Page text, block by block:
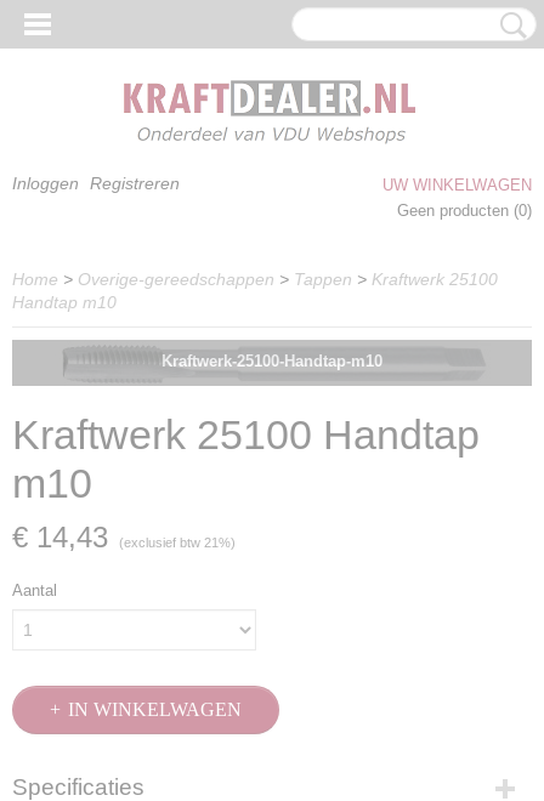
Inloggen Registreren
UW WINKELWAGEN
Geen producten (0)
Home > Overige-gereedschappen > Tappen > Kraftwerk 25100
Handtap m10
Kraftwerk-25100-Handtap-m10
Kraftwerk 25100 Handtap
m10
€ 14,43 (exclusief btw 21%)
Aantal
IN WINKELWAGEN
Specificaties